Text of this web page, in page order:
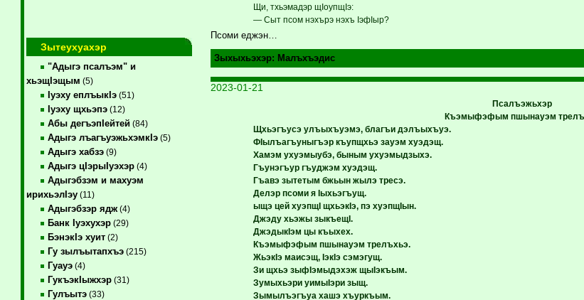
Зытеухуахэр
"Адыгэ псалъэм" и
хьэщIэщым (5)
Iуэху еплъыкIэ(51)
Iуэху щхьэпэ(12)
Абы дегъэпIейтей(84)
Адыгэ лъагъуэжьхэмкIэ(5)
Адыгэ хабзэ(9)
Адыгэ цIэрыIуэхэр(4)
Адыгэбзэм и махуэм
ирихьэлIэу(11)
Адыгэбзэр ядж(4)
Банк Iуэхухэр(29)
БэнэкIэ хуит(2)
Гу зылъытапхъэ(215)
Гуауэ(4)
ГукъэкIыжхэр(31)
Гулъытэ(33)
Щи, тхьэмадэр щIоупщIэ:
— Сыт псом нэхърэ нэхъ IэфIыр?
Псоми еджэн…
Зыхыхьэхэр: Малъхъэдис
2023-01-21
Псалъэжьхэр
Къэмыфэфым пшынауэм
Щхьэгъусэ улъыхъуэмэ, благъи дэлъыхъуэ.
ФIылъагъуныгъэр къупщхьэ зауэм хуэдэщ.
Хамэм ухуэмыубэ, быным ухуэмыдзыхэ.
Гъунэгъур гъуджэм хуэдэщ.
Гъавэ зытетым бжьын жылэ тресэ.
Делэр псоми я Iыхьэгъущ.
ыщэ цей хуэпщI щхьэкIэ, пэ хуэпщIын.
Джэду хьэжы зыкъещI.
ДжэдыкIэм цы къыхех.
Къэмыфэфым пшынауэм трелъхьэ.
ЖьэкIэ маисэщ, IэкIэ сэмэгущ.
Зи щхьэ зыфIэмыдэхэж щыIэкъым.
Зумыхьэри уимыIэри зыщ.
Зымылъэгъуа хашэ хъуркъым.